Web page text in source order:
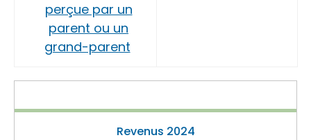
perçue par un
parent ou un
grand-parent
Revenus 2024